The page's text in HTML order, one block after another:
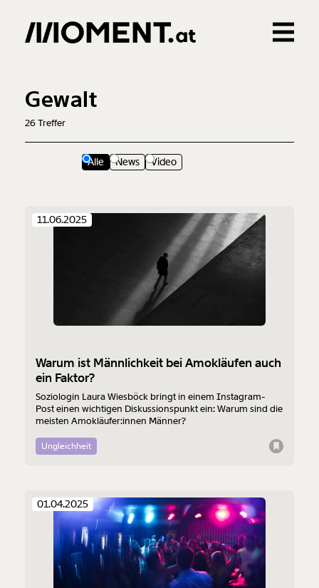
0Treffer
Gewalt
26Treffer
Alle News Video
11.06.2025
Warum ist Männlichkeit bei Amokläufen auch
ein Faktor?
Soziologin Laura Wiesböck bringt in einem Instagram-
Post einen wichtigen Diskussionspunkt ein: Warum sind die
meisten Amokläufer:innen Männer?
Ungleichheit
01.04.2025